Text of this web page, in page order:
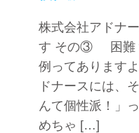
株式会社アドナ
す その③ 困難
例ってあります
ドナースには、
んて個性派！」
めちゃ […]